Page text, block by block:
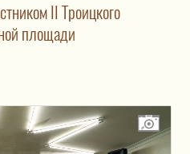
II Троицкого
площади